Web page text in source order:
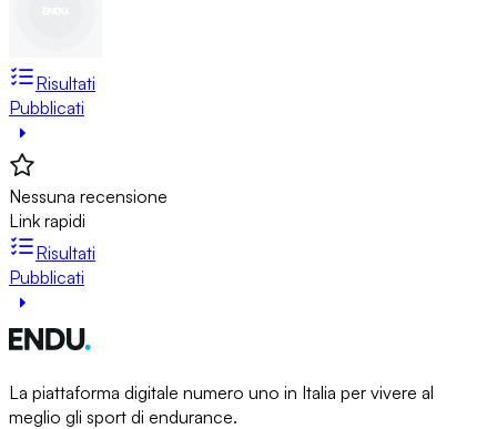
Risultati
Pubblicati
Nessuna recensione
Link rapidi
Risultati
Pubblicati
La piattaforma digitale numero uno in Italia per vivere al
meglio gli sport di endurance.